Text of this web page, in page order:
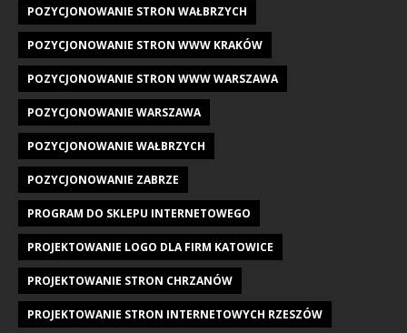
POZYCJONOWANIE STRON WAŁBRZYCH
POZYCJONOWANIE STRON WWW KRAKÓW
POZYCJONOWANIE STRON WWW WARSZAWA
POZYCJONOWANIE WARSZAWA
POZYCJONOWANIE WAŁBRZYCH
POZYCJONOWANIE ZABRZE
PROGRAM DO SKLEPU INTERNETOWEGO
PROJEKTOWANIE LOGO DLA FIRM KATOWICE
PROJEKTOWANIE STRON CHRZANÓW
PROJEKTOWANIE STRON INTERNETOWYCH RZESZÓW